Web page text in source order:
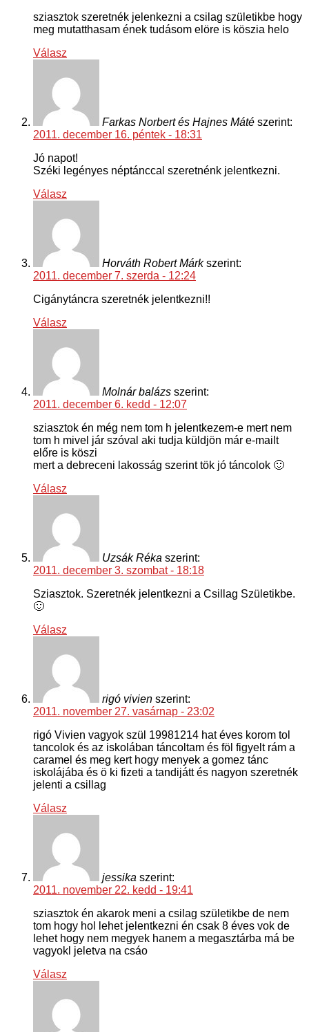
sziasztok szeretnék jelenkezni a csilag születikbe hogy
meg mutatthasam ének tudásom elöre is köszia helo
Válasz
Farkas Norbert és Hajnes Máté szerint:
2011. december 16. péntek - 18:31
Jó napot!
Széki legényes néptánccal szeretnénk jelentkezni.
Válasz
Horváth Robert Márk szerint:
2011. december 7. szerda - 12:24
Cigánytáncra szeretnék jelentkezni!!
Válasz
Molnár balázs szerint:
2011. december 6. kedd - 12:07
sziasztok én még nem tom h jelentkezem-e mert nem
tom h mivel jár szóval aki tudja küldjön már e-mailt
előre is köszi
mert a debreceni lakosság szerint tök jó táncolok 🙂
Válasz
Uzsák Réka szerint:
2011. december 3. szombat - 18:18
Sziasztok. Szeretnék jelentkezni a Csillag Születikbe.
🙂
Válasz
rigó vivien szerint:
2011. november 27. vasárnap - 23:02
rigó Vivien vagyok szül 19981214 hat éves korom tol
tancolok és az iskolában táncoltam és föl figyelt rám a
caramel és meg kert hogy menyek a gomez tánc
iskolájába és ö ki fizeti a tandijátt és nagyon szeretnék
jelenti a csillag
Válasz
jessika szerint:
2011. november 22. kedd - 19:41
sziasztok én akarok meni a csilag születikbe de nem
tom hogy hol lehet jelentkezni én csak 8 éves vok de
lehet hogy nem megyek hanem a megasztárba má be
vagyokl jeletva na csáo
Válasz